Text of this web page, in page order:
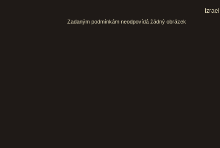
Zadaným podmínkám neodpovídá žádný obrázek